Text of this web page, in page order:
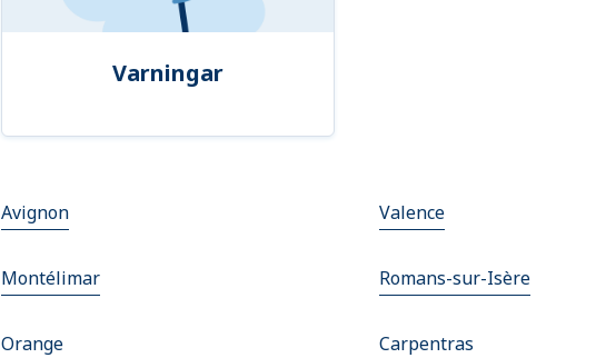
Varningar
Avignon Valence
Montélimar Romans-sur-Isère
Orange Carpentras